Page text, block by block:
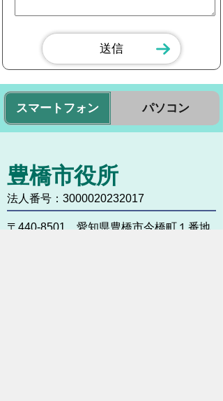
スマートフォン パソコン
豊橋市役所
法人番号：3000020232017
〒440-8501 愛知県豊橋市今橋町１番地